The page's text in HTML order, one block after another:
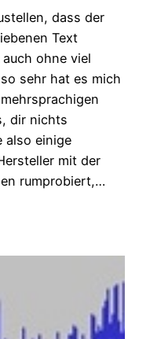
dass der
Text
ohne viel
sehr hat es mich
dir nichts
also einige
mit der
rumprobiert,…